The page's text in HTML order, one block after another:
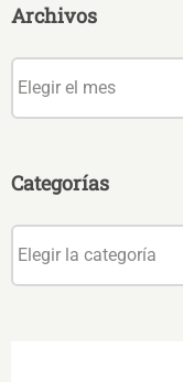
Archivos
Categorías